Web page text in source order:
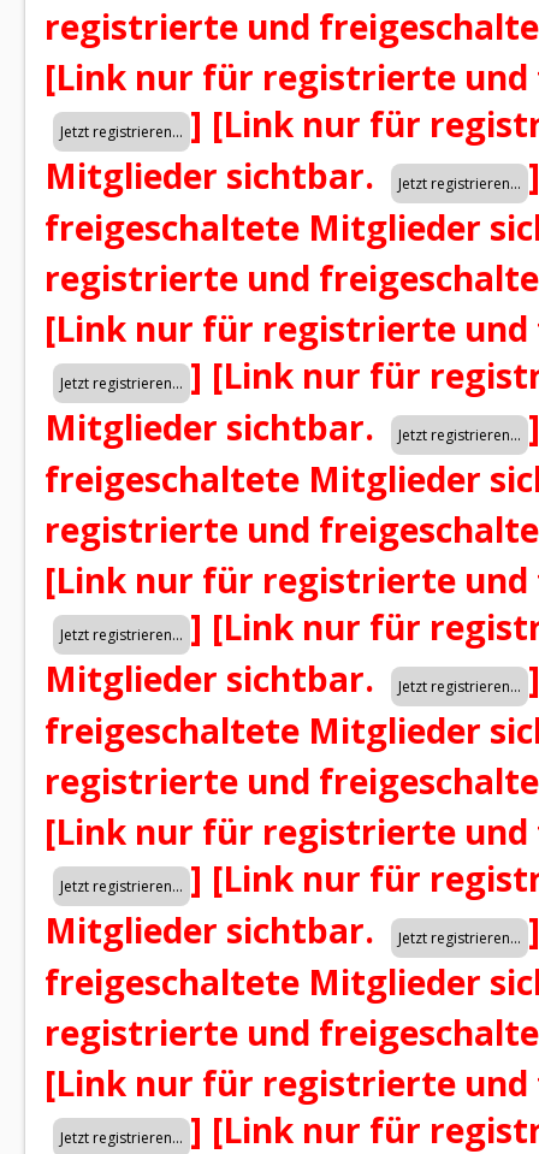
registrierte und
[Link nur für registrierte
] [Link nur für
Mitglieder sichtbar.
]
freigeschaltete Mitglieder
registrierte und
[Link nur für registrierte
] [Link nur für
Mitglieder sichtbar.
]
freigeschaltete Mitglieder
registrierte und
[Link nur für registrierte
] [Link nur für
Mitglieder sichtbar.
]
freigeschaltete Mitglieder
registrierte und
[Link nur für registrierte
] [Link nur für
Mitglieder sichtbar.
]
freigeschaltete Mitglieder
registrierte und
[Link nur für registrierte
] [Link nur für